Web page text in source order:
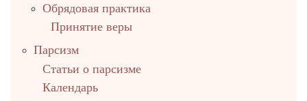
Обрядовая практика
Принятие веры
Парсизм
Статьи о парсизме
Календарь